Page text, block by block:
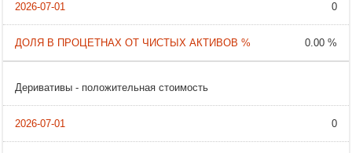
0
0.00 %
Деривативы - положительная стоимость
0